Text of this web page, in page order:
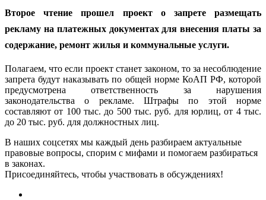
Второе чтение прошел проект о запрете размещать
рекламу на платежных документах для внесения платы за
содержание, ремонт жилья и коммунальные услуги.
Полагаем, что если проект станет законом, то за несоблюдение
запрета будут наказывать по общей норме КоАП РФ, которой
предусмотрена ответственность за нарушения
законодательства о рекламе. Штрафы по этой норме
составляют от 100 тыс. до 500 тыс. руб. для юрлиц, от 4 тыс.
до 20 тыс. руб. для должностных лиц.
В наших соцсетях мы каждый день разбираем актуальные
правовые вопросы, спорим с мифами и помогаем разбираться
в законах.
Присоединяйтесь, чтобы участвовать в обсуждениях!